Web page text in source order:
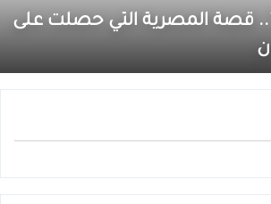
قصة المصرية التي حصلت على